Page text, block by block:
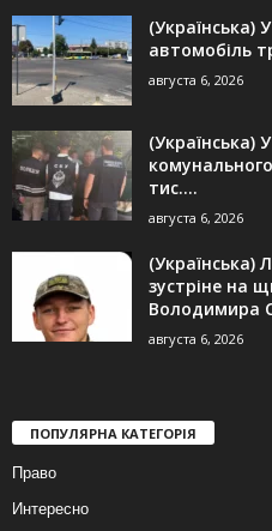
(Українська)
автомобіль
августа 6, 2026
(Українська)
тис....
августа 6, 2026
(Українська)
зустріне на
Володимира
августа 6, 2026
ПОПУЛЯРНА КАТЕГОРІЯ
Право
Интересно